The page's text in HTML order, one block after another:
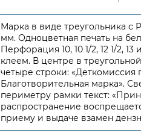
Марка в виде треугольника с
мм. Одноцветная печать на
Перфорация 10, 10 1/2, 12 1/2,
клеем. В центре в
четыре строки:
Благотворительная марка».
периметру рамки текст:
распространение
приему и выдаче взамен